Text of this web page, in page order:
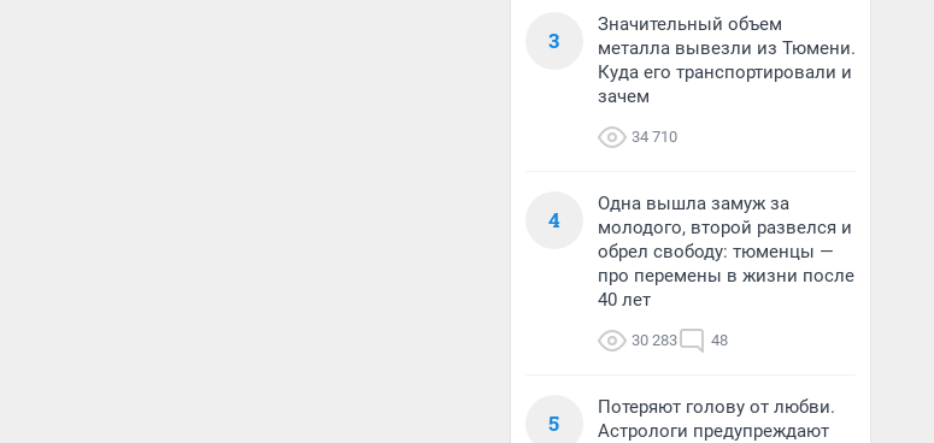
3
Значительный объем
металла вывезли из Тюмени.
Куда его транспортировали и
зачем
34 710
4
Одна вышла замуж за
молодого, второй развелся и
обрел свободу: тюменцы —
про перемены в жизни после
40 лет
30 283 48
5
Потеряют голову от любви.
Астрологи предупреждают